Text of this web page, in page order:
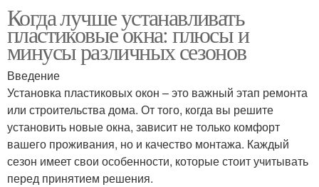
Когда лучше устанавливать
пластиковые окна: плюсы и
минусы различных сезонов
Введение
Установка пластиковых окон – это важный этап ремонта
или строительства дома. От того, когда вы решите
установить новые окна, зависит не только комфорт
вашего проживания, но и качество монтажа. Каждый
сезон имеет свои особенности, которые стоит учитывать
перед принятием решения.